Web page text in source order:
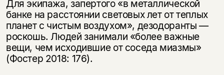
Для экипажа, запертого «в металлической
банке на расстоянии световых лет от теплых
планет с чистым воздухом», дезодоранты —
роскошь. Людей занимали «более важные
вещи, чем исходившие от соседа миазмы»
(Фостер 2018: 176).